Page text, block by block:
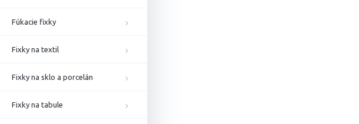
Fúkacie fixky
Fixky na textil
Fixky na sklo a porcelán
Fixky na tabule